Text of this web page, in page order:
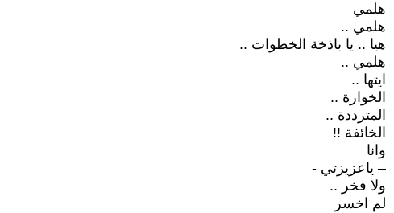
هلمي
هلمي ..
هيا .. يا باذخة الخطوات ..
هلمي ..
ايتها ..
الخوارة ..
المترددة ..
الخائفة !!
وانا
– ياعزيزتي -
ولا فخر ..
لم اخسر